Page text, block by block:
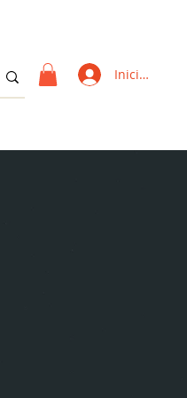
Iniciar